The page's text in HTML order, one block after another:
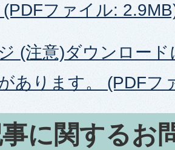
ファイル:
(注意)ダウンロー
あります。 (PDFフ
に関するお